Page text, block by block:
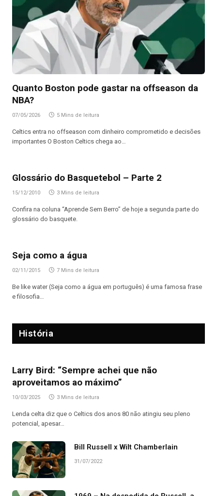
Quanto Boston pode gastar na offseason da
NBA?
07/05/2026 5 Mins de leitura
Celtics entra no offseason com dinheiro comprometido e decisões
importantes O Boston Celtics chega ao…
Glossário do Basquetebol – Parte 2
15/12/2010 3 Mins de leitura
Confira na coluna “Aprende Sem Berro” de hoje a segunda parte do
glossário do basquete.
Seja como a água
02/11/2015 7 Mins de leitura
Be like water (Seja como a água em português) é uma famosa frase
e filosofia…
História
Larry Bird: “Sempre achei que não
aproveitamos ao máximo”
10/03/2025 3 Mins de leitura
Lenda celta diz que o Celtics dos anos 80 não atingiu seu pleno
potencial, apesar…
Bill Russell x Wilt Chamberlain
31/07/2022